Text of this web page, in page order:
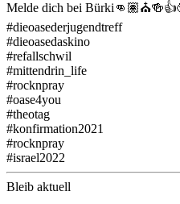
Melde dich bei
#dieoasederjugendtreff
#dieoasedaskino
#refallschwil
#mittendrin_life
#rocknpray
#oase4you
#theotag
#konfirmation2021
#rocknpray
#israel2022
Bleib aktuell